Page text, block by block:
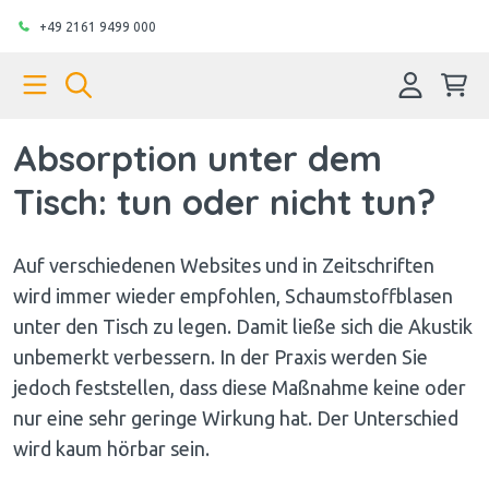
+49 2161 9499 000
Absorption unter dem
Tisch: tun oder nicht tun?
Auf verschiedenen Websites und in Zeitschriften
wird immer wieder empfohlen, Schaumstoffblasen
unter den Tisch zu legen. Damit ließe sich die Akustik
unbemerkt verbessern. In der Praxis werden Sie
jedoch feststellen, dass diese Maßnahme keine oder
nur eine sehr geringe Wirkung hat. Der Unterschied
wird kaum hörbar sein.